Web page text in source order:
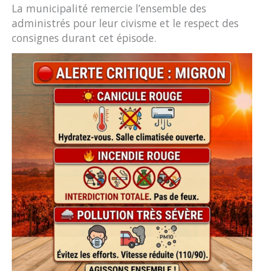
La municipalité remercie l’ensemble des
administrés pour leur civisme et le respect des
consignes durant cet épisode.